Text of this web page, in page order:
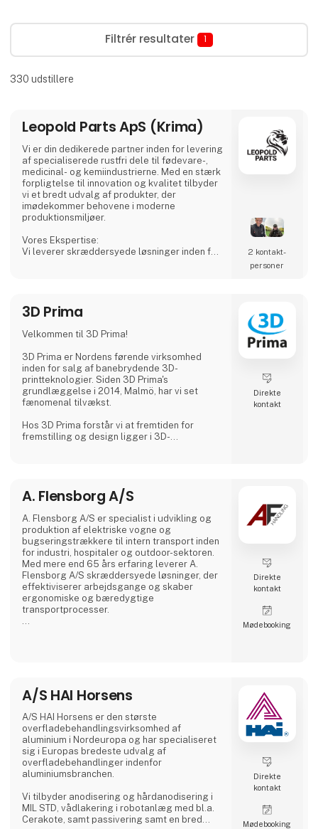
Filtrér resultater 1
330 udstillere
Leopold Parts ApS (Krima)
Vi er din dedikerede partner inden for levering
af specialiserede rustfri dele til fødevare-,
medicinal- og kemiindustrierne. Med en stærk
forpligtelse til innovation og kvalitet tilbyder
vi et bredt udvalg af produkter, der
imødekommer behovene i moderne
produktionsmiljøer.
Vores Ekspertise:
Vi leverer skræddersyede løsninger inden for
produktionsprocesser.
Hvorfor Vælge Os?
med en passion for at levere pålidelige
produkter
2 kontakt­
personer
3D Prima
Velkommen til 3D Prima!
3D Prima er Nordens førende virksomhed
inden for salg af banebrydende 3D-
printteknologier. Siden 3D Prima's
grundlæggelse i 2014, Malmö, har vi set
fænomenal tilvækst.
Hos 3D Prima forstår vi at fremtiden for
fremstilling og design ligger i 3D-
vores kunders behov. Uanset om du er en
kreativ professionel, en industriel producent
eller en entusiastisk hobbyist, har vores
omfattende produktudvalg noget
ekstraordinært at tilbyde.
Vi samarbejder med anerken
Direkte
kontakt
A. Flensborg A/S
A. Flensborg A/S er specialist i udvikling og
produktion af elektriske vogne og
bugseringstrækkere til intern transport inden
for industri, hospitaler og outdoor-sektoren.
Med mere end 65 års erfaring leverer A.
Flensborg A/S skræddersyede løsninger, der
effektiviserer arbejdsgange og skaber
ergonomiske og bæredygtige
transportprocesser.
hospitalslogistik eller transport i grønne
områder.
A. Flensborg A/S kombinerer solid
håndværkstradition
Direkte
kontakt
Møde­booking
A/S HAI Horsens
A/S HAI Horsens er den største
overfladebehandlingsvirksomhed af
aluminium i Nordeuropa og har specialiseret
sig i Europas bredeste udvalg af
overfladebehandlinger indenfor
aluminiumsbranchen.
Vi tilbyder anodisering og hårdanodisering i
MIL STD, vådlakering i robotanlæg med bl.a.
Cerakote, samt passivering samt en bred
Direkte
kontakt
Møde­booking